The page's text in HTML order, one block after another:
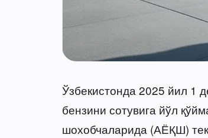
Ўзбекистонда 2025 йил 1
бензини сотувига йўл
шохобчаларида (АЁҚШ)